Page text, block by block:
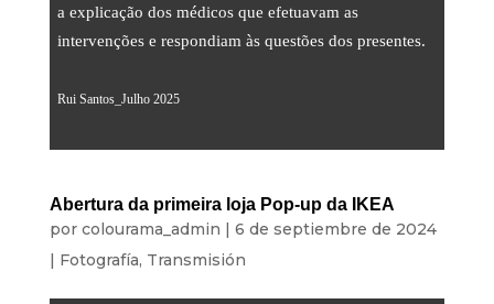
a explicação dos médicos que efetuavam as
intervenções e respondiam às questões dos presentes.
Rui Santos_Julho 2025
Abertura da primeira loja Pop-up da IKEA
por colourama_admin | 6 de septiembre de 2024
| Fotografía, Transmisión